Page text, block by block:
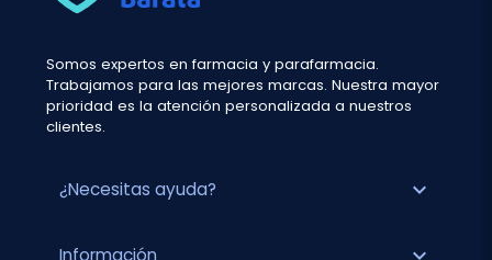
Somos expertos en farmacia y parafarmacia.
Trabajamos para las mejores marcas. Nuestra mayor
prioridad es la atención personalizada a nuestros
clientes.
¿Necesitas ayuda? expand_more
Información